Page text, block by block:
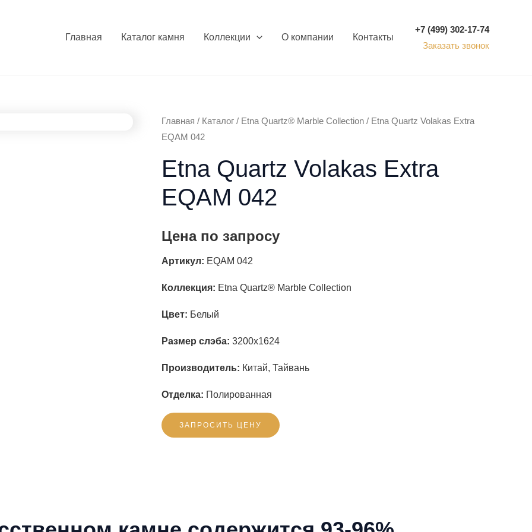
Главная Каталог камня Коллекции О компании Контакты
+7 (499) 302-17-74
Заказать звонок
Главная / Каталог / Etna Quartz® Marble Collection / Etna Quartz Volakas Extra
EQAM 042
Etna Quartz Volakas Extra
EQAM 042
Цена по запросу
Артикул: EQAM 042
Коллекция: Etna Quartz® Marble Collection
Цвет: Белый
Размер слэба: 3200x1624
Производитель: Китай, Тайвань
Отделка: Полированная
ЗАПРОСИТЬ ЦЕНУ